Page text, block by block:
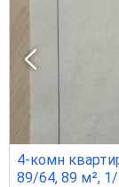
4-комн
89/64, 89 м², 1/